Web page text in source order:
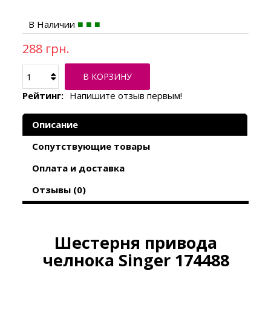
В Наличии
288 грн.
В КОРЗИНУ
Рейтинг: Напишите отзыв первым!
Описание
Сопутствующие товары
Оплата и доставка
Отзывы (0)
Шестерня привода
челнока Singer 174488